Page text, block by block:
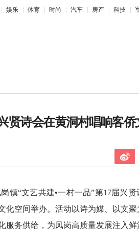
娱乐 体育 时尚 汽车 房产 科技
贤诗会在黄洞村唱响客侨
镇“文艺共建•一村一品”第17届兴
化空间举办。活动以诗为媒、以文聚
务供给，为凤岗高质量发展注入鲜